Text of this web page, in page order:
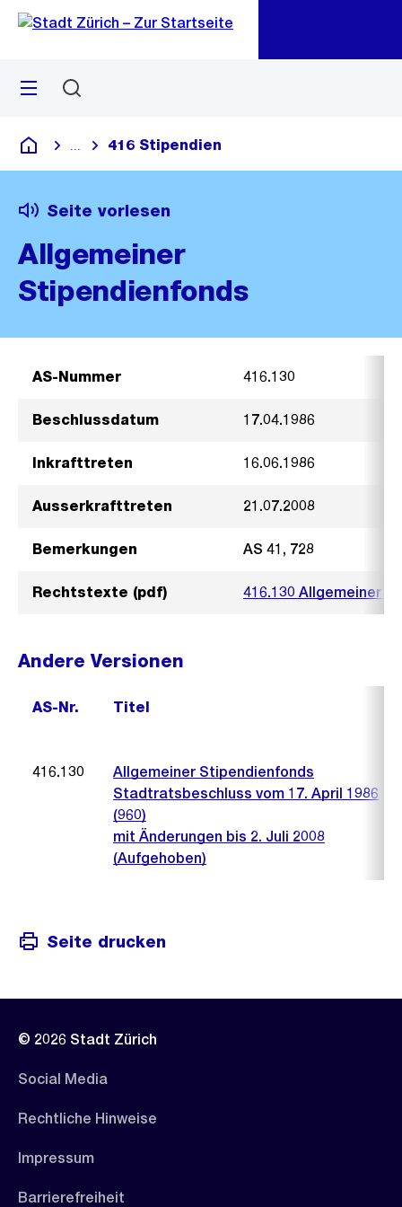
Navigation
Sprunglink
Menü
Deutsch
Blende alle Breadcrumbs ein
416 Stipendien
Seite vorlesen
Allgemeiner
Stipendienfonds
AS-Nummer 416.130
Beschlussdatum 17.04.1986
Inkrafttreten 16.06.1986
Ausserkrafttreten 21.07.2008
Bemerkungen AS 41, 728
Rechtstexte (pdf) 416.130 Allgemeiner
Andere Versionen
AS-Nr. Titel
416.130
Allgemeiner Stipendienfonds
Stadtratsbeschluss vom 17. April 1986
(960)
mit Änderungen bis 2. Juli 2008
(Aufgehoben)
Seite drucken
© 2026 Stadt Zürich
Social Media
Rechtliche Hinweise
Impressum
Barrierefreiheit